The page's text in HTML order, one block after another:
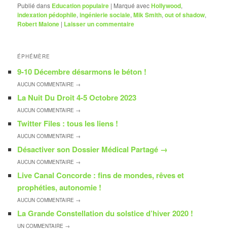
Publié dans Education populaire | Marqué avecHollywood,
indexation pédophile,ingénierie sociale,Mik Smith,out of shadow,
Robert Malone | Laisser un commentaire
ÉPHÉMÈRE
9-10 Décembre désarmons le béton !
AUCUNCOMMENTAIRE →
La Nuit Du Droit 4-5 Octobre 2023
AUCUNCOMMENTAIRE →
Twitter Files : tous les liens !
AUCUNCOMMENTAIRE →
Désactiver son Dossier Médical Partagé →
AUCUNCOMMENTAIRE →
Live Canal Concorde : fins de mondes, rêves et
prophéties, autonomie !
AUCUNCOMMENTAIRE →
La Grande Constellation du solstice d’hiver 2020 !
UNCOMMENTAIRE →